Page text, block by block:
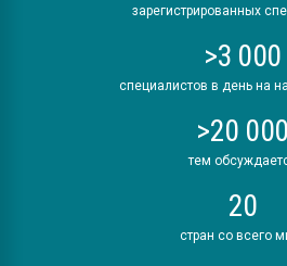
зарегистрированных
>3 000
специалистов в день на
>20 000
тем
20
стран со всего